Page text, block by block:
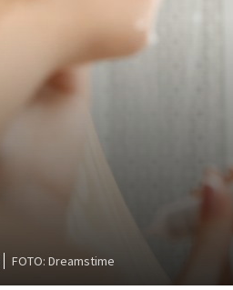
FOTO: Dreamstime